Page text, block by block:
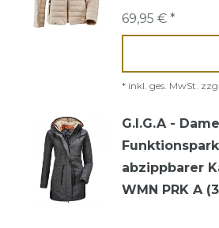
69,95 € *
* inkl. ges. MwSt. zzgl.
G.I.G.A -
abzippbarer
WMN PRK A